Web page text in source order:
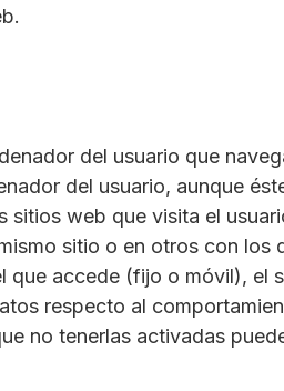
del usuario que
del usuario, aunque
web que visita el
sitio o en otros con los
accede (fijo o móvil), el
respecto al
no tenerlas activadas